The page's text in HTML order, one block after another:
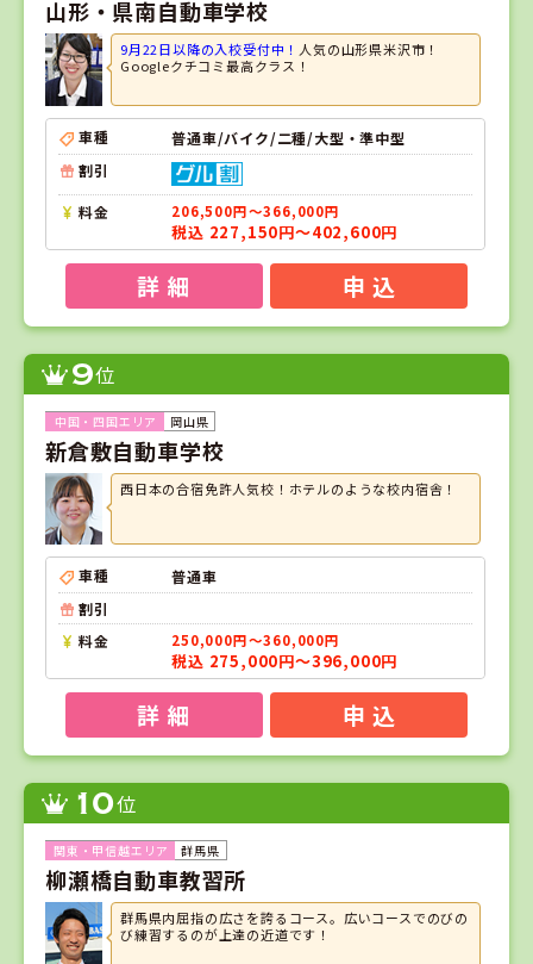
山形・県南自動車学校
9月22日以降の入校受付中！ 人気の山形県米沢市！
Googleクチコミ最高クラス！
車種
普通車/バイク/二種/大型・準中型
割引
料金 206,500円～366,000円
税込 227,150円～402,600円
詳 細 申 込
9位
岡山県
新倉敷自動車学校
西日本の合宿免許人気校！ホテルのような校内宿舎！
車種
普通車
割引
料金
250,000円～360,000円
税込 275,000円～396,000円
詳 細 申 込
10位
群馬県
柳瀬橋自動車教習所
群馬県内屈指の広さを誇るコース。広いコースでのびの
び練習するのが上達の近道です！